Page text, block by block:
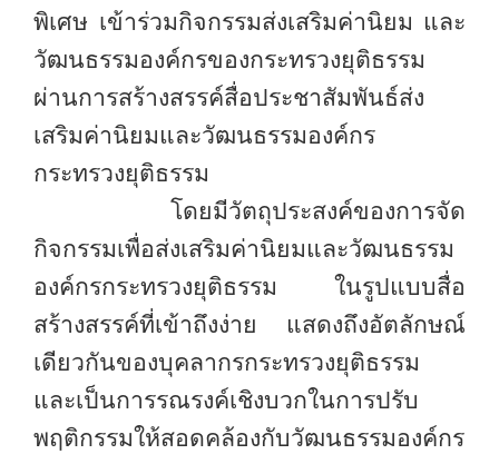
พิเศษ เข้าร่วมกิจกรรมส่งเสริมค่านิยม และ
วัฒนธรรมองค์กรของกระทรวงยุติธรรม
ผ่านการสร้างสรรค์สื่อประชาสัมพันธ์ส่ง
เสริมค่านิยมและวัฒนธรรมองค์กร
กระทรวงยุติธรรม
โดยมีวัตถุประสงค์ของการจัด
กิจกรรมเพื่อส่งเสริมค่านิยมและวัฒนธรรม
องค์กรกระทรวงยุติธรรม ในรูปแบบสื่อ
สร้างสรรค์ที่เข้าถึงง่าย แสดงถึงอัตลักษณ์
เดียวกันของบุคลากรกระทรวงยุติธรรม
และเป็นการรณรงค์เชิงบวกในการปรับ
พฤติกรรมให้สอดคล้องกับวัฒนธรรมองค์กร